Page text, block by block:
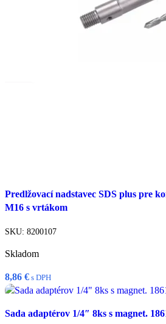
Rýchly náhľad
Porovnať
Predlžovací nadstavec SDS plus pre
M16 s vrtákom
SKU: 8200107
Skladom
8,86 € s DPH
Rýchly náhľad
Sada adaptérov 1/4″ 8ks s magnet.